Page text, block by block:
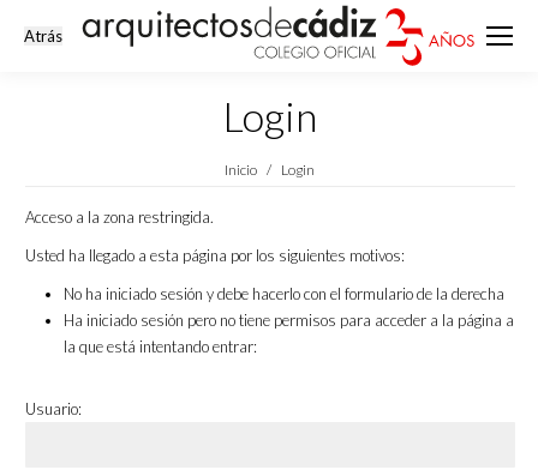
Login
Estás aquí:
Inicio Login
Acceso a la zona restringida.
Usted ha llegado a esta página por los siguientes motivos:
No ha iniciado sesión y debe hacerlo con el formulario de la derecha
Ha iniciado sesión pero no tiene permisos para acceder a la página a
la que está intentando entrar:
Usuario: